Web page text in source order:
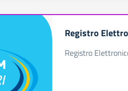
Registro
Registro